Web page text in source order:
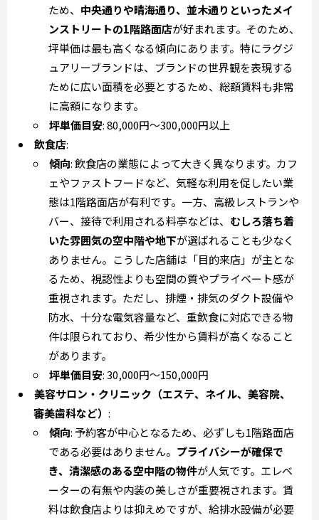
ため、 中央通りや晴海通り、並木通りといったメイ
ンストリートの1階路面店が好まれます。そのため、
坪単価は最も高くなる傾向にあります。特にラグジ
ュアリーブランドは、ブランドの世界観を表現する
ために広い面積を必要とするため、総額賃料も非常
に高額になります。
坪単価目安: 80,000円～300,000円以上
飲食店:
傾向: 飲食店の業態によって大きく異なります。カフ
ェやファストフードなど、気軽な利用を促したい業
態は1階路面店が有利です。一方、高級レストランや
バー、接待で利用される料亭などは、 むしろ落ち着
いた雰囲気の空中階や地下が選ばれることも少なく
ありません。こうした店舗は「目的来店」が主とな
るため、視認性よりも空間の質やプライベート感が
重視されます。ただし、排煙・排気のダクト設備や
防水、十分な電気容量など、重飲食に対応できる物
件は限られており、希少性から賃料が高くなること
があります。
坪単価目安: 30,000円～150,000円
美容サロン・クリニック（エステ、ネイル、美容院、
審美歯科など） :
傾向: 予約客が中心となるため、必ずしも1階路面店
である必要はありません。 プライバシーが確保で
き、清潔感のある空中階の物件が人気です。エレベ
ーターの有無や内装の美しさが重要視されます。賃
料は飲食店よりは抑えめですが、給排水設備が必要